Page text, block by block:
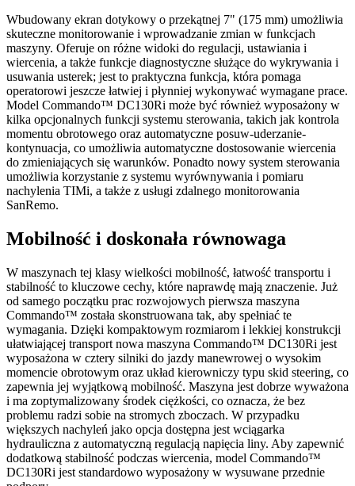
Wbudowany ekran dotykowy o przekątnej 7" (175 mm) umożliwia
skuteczne monitorowanie i wprowadzanie zmian w funkcjach
maszyny. Oferuje on różne widoki do regulacji, ustawiania i
wiercenia, a także funkcje diagnostyczne służące do wykrywania i
usuwania usterek; jest to praktyczna funkcja, która pomaga
operatorowi jeszcze łatwiej i płynniej wykonywać wymagane prace.
Model Commando™ DC130Ri może być również wyposażony w
kilka opcjonalnych funkcji systemu sterowania, takich jak kontrola
momentu obrotowego oraz automatyczne posuw-uderzanie-
kontynuacja, co umożliwia automatyczne dostosowanie wiercenia
do zmieniających się warunków. Ponadto nowy system sterowania
umożliwia korzystanie z systemu wyrównywania i pomiaru
nachylenia TIMi, a także z usługi zdalnego monitorowania
SanRemo.
Mobilność i doskonała równowaga
W maszynach tej klasy wielkości mobilność, łatwość transportu i
stabilność to kluczowe cechy, które naprawdę mają znaczenie. Już
od samego początku prac rozwojowych pierwsza maszyna
Commando™ została skonstruowana tak, aby spełniać te
wymagania. Dzięki kompaktowym rozmiarom i lekkiej konstrukcji
ułatwiającej transport nowa maszyna Commando™ DC130Ri jest
wyposażona w cztery silniki do jazdy manewrowej o wysokim
momencie obrotowym oraz układ kierowniczy typu skid steering, co
zapewnia jej wyjątkową mobilność. Maszyna jest dobrze wyważona
i ma zoptymalizowany środek ciężkości, co oznacza, że bez
problemu radzi sobie na stromych zboczach. W przypadku
większych nachyleń jako opcja dostępna jest wciągarka
hydrauliczna z automatyczną regulacją napięcia liny. Aby zapewnić
dodatkową stabilność podczas wiercenia, model Commando™
DC130Ri jest standardowo wyposażony w wysuwane przednie